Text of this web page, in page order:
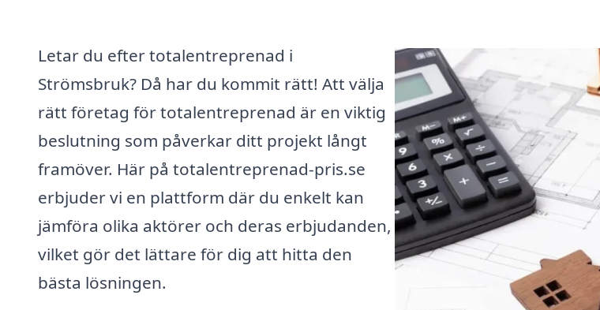
Letar du efter totalentreprenad i
Strömsbruk? Då har du kommit rätt! Att välja
rätt företag för totalentreprenad är en viktig
beslutning som påverkar ditt projekt långt
framöver. Här på totalentreprenad-pris.se
erbjuder vi en plattform där du enkelt kan
jämföra olika aktörer och deras erbjudanden,
vilket gör det lättare för dig att hitta den
bästa lösningen.